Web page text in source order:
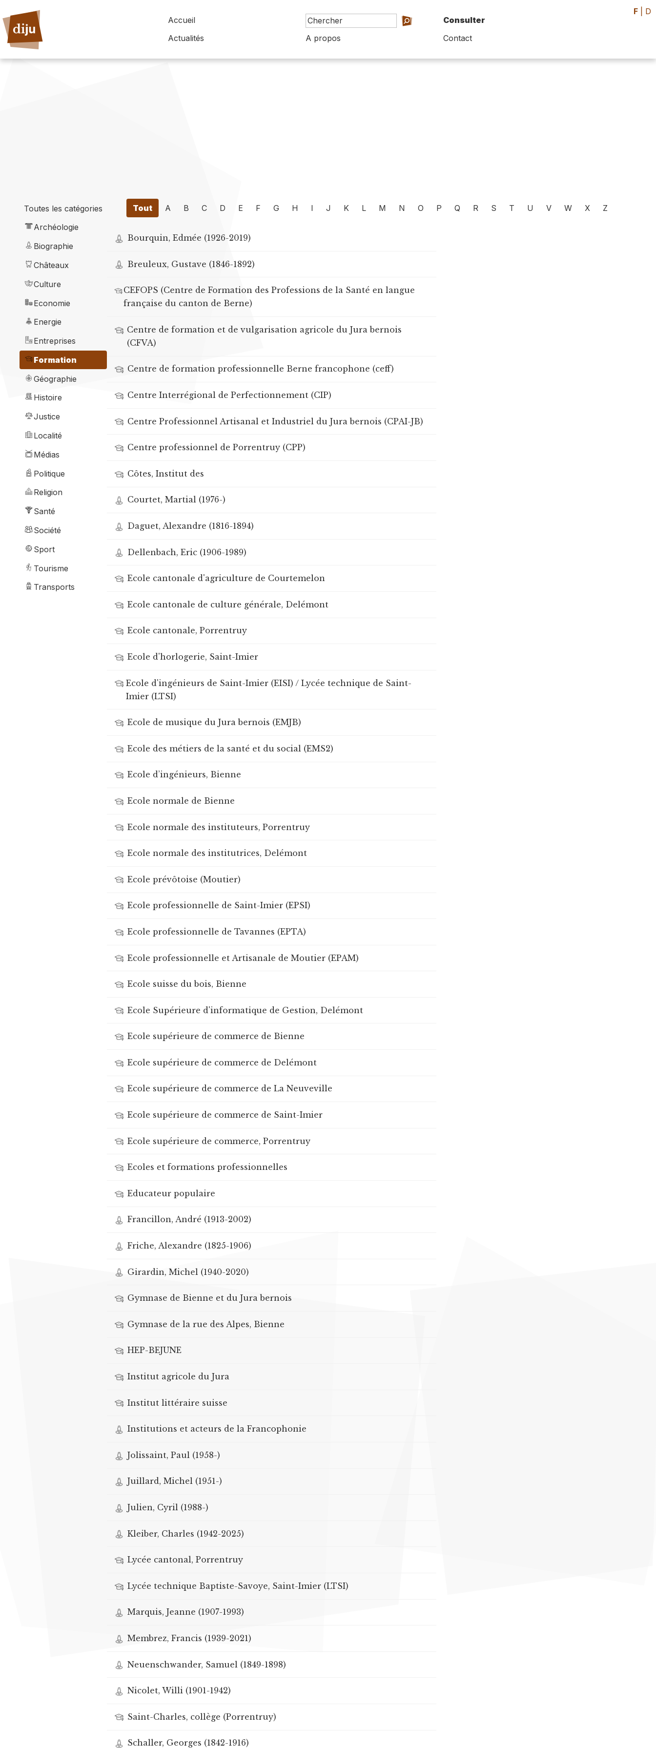
Accueil
Consulter
Actualités
A propos Contact
F D
Toutes les catégories
Archéologie
Biographie
Châteaux
Culture
Economie
Energie
Entreprises
Formation
Géographie
Histoire
Justice
Localité
Médias
Politique
Religion
Santé
Société
Sport
Tourisme
Transports
Tout A B C D E F G H I J K L M N O P Q R S T U V W X Z
Bourquin, Edmée (1926-2019)
Breuleux, Gustave (1846-1892)
CEFOPS (Centre de Formation des Professions de la Santé en langue
française du canton de Berne)
Centre de formation et de vulgarisation agricole du Jura bernois
(CFVA)
Centre de formation professionnelle Berne francophone (ceff)
Centre Interrégional de Perfectionnement (CIP)
Centre Professionnel Artisanal et Industriel du Jura bernois (CPAI-JB)
Centre professionnel de Porrentruy (CPP)
Côtes, Institut des
Courtet, Martial (1976-)
Daguet, Alexandre (1816-1894)
Dellenbach, Eric (1906-1989)
Ecole cantonale d'agriculture de Courtemelon
Ecole cantonale de culture générale, Delémont
Ecole cantonale, Porrentruy
Ecole d'horlogerie, Saint-Imier
Ecole d'ingénieurs de Saint-Imier (EISI) / Lycée technique de Saint-
Imier (LTSI)
Ecole de musique du Jura bernois (EMJB)
Ecole des métiers de la santé et du social (EMS2)
Ecole d’ingénieurs, Bienne
Ecole normale de Bienne
Ecole normale des instituteurs, Porrentruy
Ecole normale des institutrices, Delémont
Ecole prévôtoise (Moutier)
Ecole professionnelle de Saint-Imier (EPSI)
Ecole professionnelle de Tavannes (EPTA)
Ecole professionnelle et Artisanale de Moutier (EPAM)
Ecole suisse du bois, Bienne
Ecole Supérieure d'informatique de Gestion, Delémont
Ecole supérieure de commerce de Bienne
Ecole supérieure de commerce de Delémont
Ecole supérieure de commerce de La Neuveville
Ecole supérieure de commerce de Saint-Imier
Ecole supérieure de commerce, Porrentruy
Ecoles et formations professionnelles
Educateur populaire
Francillon, André (1913-2002)
Friche, Alexandre (1825-1906)
Girardin, Michel (1940-2020)
Gymnase de Bienne et du Jura bernois
Gymnase de la rue des Alpes, Bienne
HEP-BEJUNE
Institut agricole du Jura
Institut littéraire suisse
Institutions et acteurs de la Francophonie
Jolissaint, Paul (1958-)
Juillard, Michel (1951-)
Julien, Cyril (1988-)
Kleiber, Charles (1942-2025)
Lycée cantonal, Porrentruy
Lycée technique Baptiste-Savoye, Saint-Imier (LTSI)
Marquis, Jeanne (1907-1993)
Membrez, Francis (1939-2021)
Neuenschwander, Samuel (1849-1898)
Nicolet, Willi (1901-1942)
Saint-Charles, collège (Porrentruy)
Schaller, Georges (1842-1916)